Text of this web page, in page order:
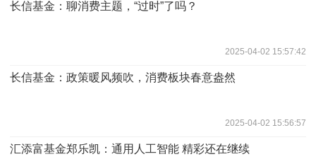
长信基金：聊消费主题，“过时”了吗？
2025-04-02 15:57:42
长信基金：政策暖风频吹，消费板块春意盎然
2025-04-02 15:56:57
汇添富基金郑乐凯：通用人工智能 精彩还在继续